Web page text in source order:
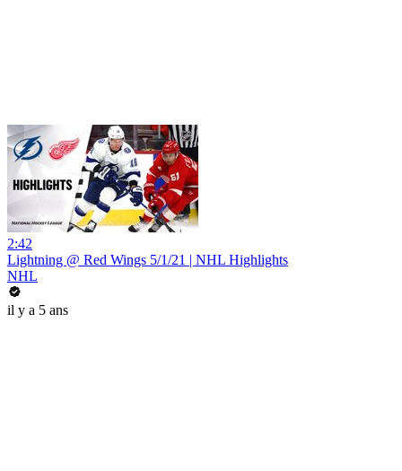
2:42
Lightning @ Red Wings 5/1/21 | NHL Highlights
NHL
il y a 5 ans